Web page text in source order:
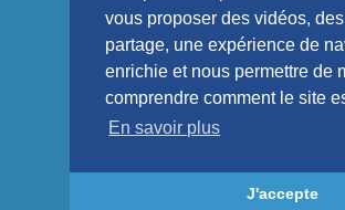
vous proposer des vidéos,
partage, une expérience de
enrichie et nous permettre de
comprendre comment le site
En savoir plus
J'accepte